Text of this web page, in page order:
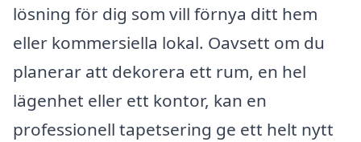
lösning för dig som vill förnya ditt hem
eller kommersiella lokal. Oavsett om du
planerar att dekorera ett rum, en hel
lägenhet eller ett kontor, kan en
professionell tapetsering ge ett helt nytt